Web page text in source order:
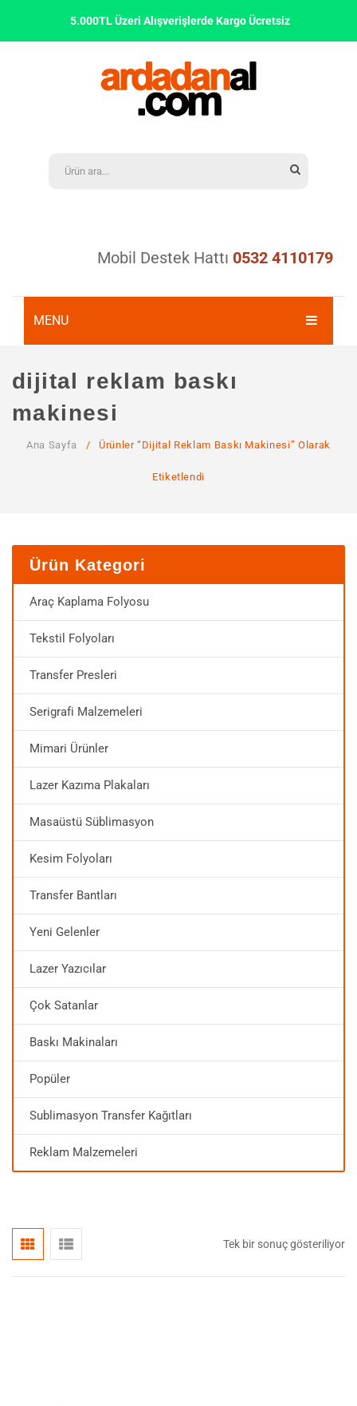
5.000TL Üzeri Alışverişlerde Kargo Ücretsiz
Mobil Destek Hattı 0532 4110179
MENU
KURUMSAL
İLETIŞIM
HESABIM
dijital reklam baskı
makinesi
Ana Sayfa / Ürünler “dijital Reklam Baskı Makinesi” Olarak
Etiketlendi
Ürün Kategori
Araç Kaplama Folyosu
Tekstil Folyoları
Transfer Presleri
Serigrafi Malzemeleri
Mimari Ürünler
Lazer Kazıma Plakaları
Masaüstü Süblimasyon
Kesim Folyoları
Transfer Bantları
Yeni Gelenler
Lazer Yazıcılar
Çok Satanlar
Baskı Makinaları
Popüler
Sublimasyon Transfer Kağıtları
Reklam Malzemeleri
Tek bir sonuç gösteriliyor